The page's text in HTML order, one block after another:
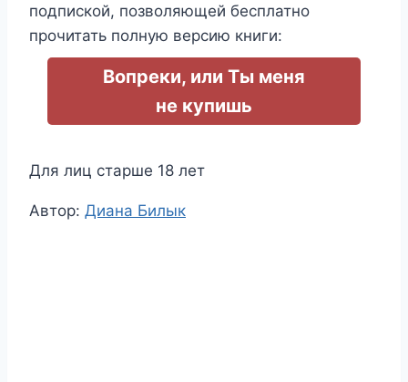
подпиской, позволяющей бесплатно
прочитать полную версию книги:
Вопреки, или Ты меня
не купишь
Для лиц старше 18 лет
Метки
Автор: Диана Билык